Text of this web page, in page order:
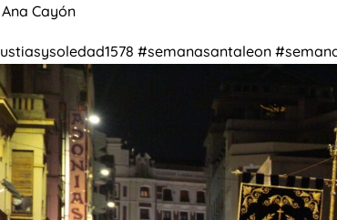
Cayón
#semanasantaleon